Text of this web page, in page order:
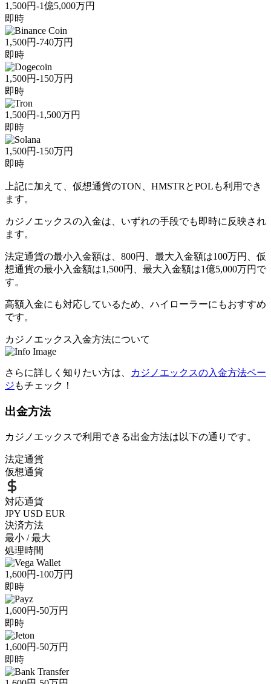
1,500円-1億5,000万円
即時
1,500円-740万円
即時
1,500円-150万円
即時
1,500円-1,500万円
即時
1,500円-150万円
即時
上記に加えて、仮想通貨のTON、HMSTRとPOLも利用でき
ます。
カジノエックスの入金は、いずれの手段でも即時に反映され
ます。
法定通貨の最小入金額は、800円、最大入金額は100万円、仮
想通貨の最小入金額は1,500円、最大入金額は1億5,000万円で
す。
高額入金にも対応しているため、ハイローラーにもおすすめ
です。
カジノエックス入金方法について
さらに詳しく知りたい方は、
カジノエックスの入金方法ペー
ジ もチェック！
出金方法
カジノエックスで利用できる出金方法は以下の通りです。
法定通貨
仮想通貨
対応通貨
JPY USD EUR
決済方法
最小 / 最大
処理時間
1,600円-100万円
即時
1,600円-50万円
即時
1,600円-50万円
即時